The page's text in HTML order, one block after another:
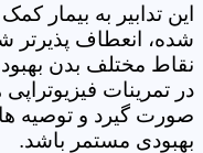
این تدابیر به بیمار
شده، انعطاف پذیرتر
نقاط مختلف بدن
در تمرینات
صورت گیرد و توصیه
بهبودی مستمر باشد.